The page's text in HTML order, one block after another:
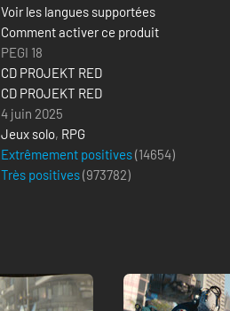
Voir les langues supportées
Comment activer ce produit
PEGI 18
CD PROJEKT RED
CD PROJEKT RED
4 juin 2025
Jeux solo, RPG
Extrêmement positives(14654)
Très positives(973782)